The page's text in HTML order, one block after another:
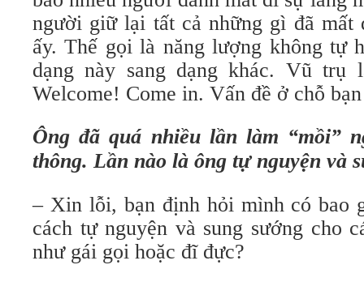
người giữ lại tất cả những gì đã
ấy. Thế gọi là năng lượng không tự
dạng này sang dạng khác. Vũ trụ
Welcome! Come in. Vấn đề ở chỗ
Ông đã quá nhiều lần làm “mồi”
thông. Lần nào là ông tự nguyện và
– Xin lỗi, bạn định hỏi mình có bao
cách tự nguyện và sung sướng cho
như gái gọi hoặc đĩ đực?